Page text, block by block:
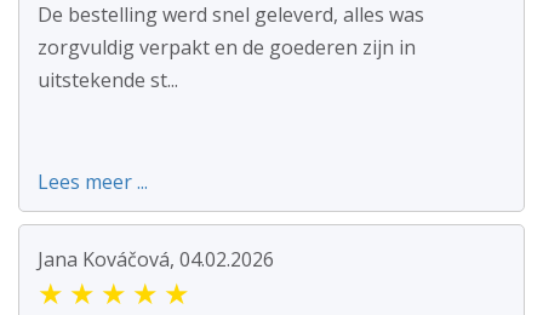
De bestelling werd snel geleverd, alles was
zorgvuldig verpakt en de goederen zijn in
uitstekende st...
Lees meer ...
Jana Kováčová, 04.02.2026
★ ★ ★ ★ ★